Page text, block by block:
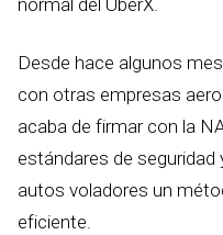
normal del UberX.
Desde hace algunos
con otras empresas
acaba de firmar con la
estándares de seguridad
autos voladores un
eficiente.